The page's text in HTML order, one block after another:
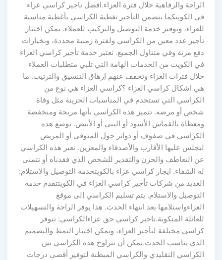
الراحة والرفاهية خلال فترة العزاء.افضل تاجير كراسي عزاء
في الكويتكما يتضمن التأجير تغطية الكراسي بأغطية مناسبة
للعزاء، وتوفير خدمة التوصيل والتركيب للعملاء. يمكن اختيار
تأجير عدد معين من الكراسي ولفترة زمنية محددة، وبخيارات
دفع مرنة وفي متناول الجميع. تعتبر خدمة تأجير كراسي العزاء
في الكويت من الخدمات الهامة التي تلبي متطلبات العملاء
خلال فترات العزاء وتخفف عنهم إرهاق التنسيق والترتيب. ما
هي اشكال كراسي العزاء ؟كراسي العزاء هي نوع من
الكراسي التي تستخدم في المناسبات الحزينة مثل وفاة
شخص أو مرضه. تتميز هذه الكراسي بأنها مريحة ومنخفضة
ومغطاة بالقماش الأسود أو البني أو الأبيض. توضع هذه
الكراسي في صفوف أو دوائر حول المتوفى أو المريض
ليجلس عليها الأقارب والأصدقاء والمعزين. تعبر هذه الكراسي
عن التعاطف والحزن والتقدير للشخص الذي فقدناه أو نتمنى
له الشفاء. ايجار كراسي عزاء بالكويتخدمة التوصيل والاستلام:
العديد من شركات تأجير كراسي العزاء في الكويتتقدم خدمة
التوصيل والاستلام. يتم تسليم الكراسي إلى موقع
العزاءواستلامها بعد انتهاء الحدث. هذا يوفر الراحة والتسهيلات
للعائلة المنكوبة.تاجير كراسي حق عزاءالكراسي: تتوفر
كراسي مختلفة لتأجير العزاء، ويمكن اختيار النمط والتصميم
الذي يناسب الحدث.يمكن أن تتراوح هذه الكراسي بين
الكراسي التقليدي والكراسي المبطنة لتوفير أقصى درجات